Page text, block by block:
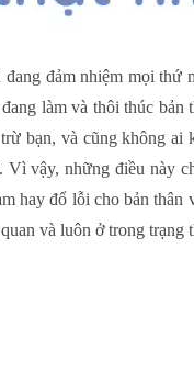
đảm nhiệm mọi thứ
làm và thôi thúc bản
bạn, và cũng không ai
vậy, những điều này
hay đổ lỗi cho bản thân
và luôn ở trong trạng